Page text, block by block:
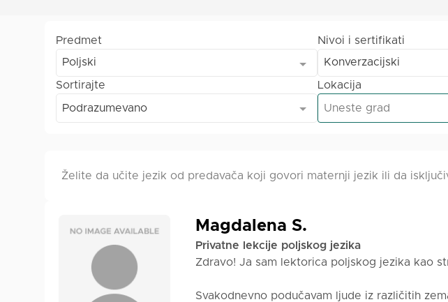
Predmet
Poljski
Nivoi i sertifikati
Konverzacijski
Sortirajte
Podrazumevano
Lokacija
Želite da učite jezik od predavača koji govori maternji jezik ili da
Magdalena S.
Privatne lekcije poljskog jezika
Zdravo! Ja sam lektorica poljskog jezika kao
Svakodnevno podučavam ljude iz različitih